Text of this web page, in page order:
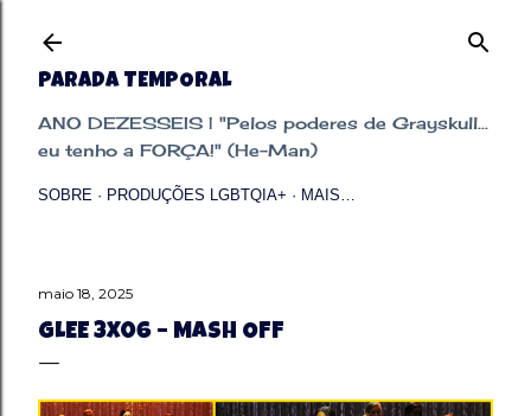
PARADA TEMPORAL
ANO DEZESSEIS | "Pelos poderes de Grayskull...
eu tenho a FORÇA!" (He-Man)
SOBRE PRODUÇÕES LGBTQIA+ MAIS…
maio 18, 2025
GLEE 3X06 – MASH OFF